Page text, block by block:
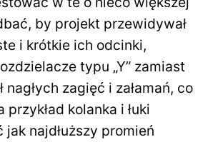
by projekt przewidywał
i krótkie ich odcinki,
typu „Y” zamiast
nagłych zagięć i załamań, co
przykład kolanka i łuki
najdłuższy promień